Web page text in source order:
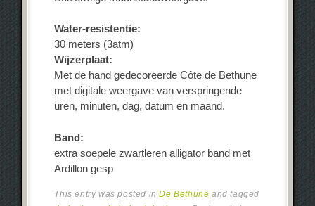
Water-resistentie:
30 meters (3atm)
Wijzerplaat:
Met de hand gedecoreerde Côte de Bethune
met digitale weergave van verspringende
uren, minuten, dag, datum en maand.
Band:
extra soepele zwartleren alligator band met
Ardillon gesp
This entry was posted inDe Bethune and tagged